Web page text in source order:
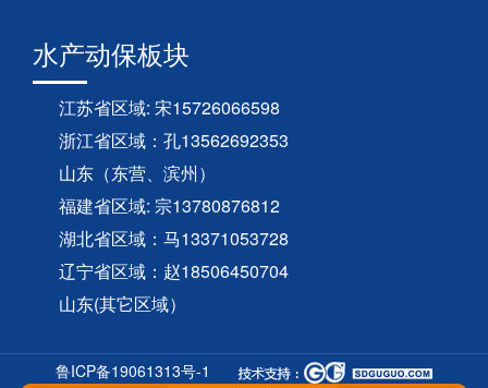
水产动保板块
江苏省区域: 宋15726066598
浙江省区域：孔13562692353
山东（东营、滨州）
福建省区域: 宗13780876812
湖北省区域：马13371053728
辽宁省区域：赵18506450704
山东(其它区域）
鲁ICP备19061313号-1